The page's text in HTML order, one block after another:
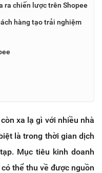
ra chiến lược trên Shopee
hàng tạo trải nghiệm
xa lạ gì với nhiều nhà
là trong thời gian dịch
Mục tiêu kinh doanh
thể thu về được nguồn